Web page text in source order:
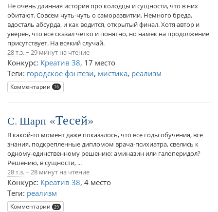
Не очень длинная история про колодцы и сущности, что в них
обитают. Совсем чуть-чуть о саморазвитии. Немного бреда,
вдосталь абсурда, и как водится, открытый финал. Хотя автор и
уверен, что все сказал четко и понятно, но намек на продолжение
присутствует. На всякий случай.
28 т.з.~ 29 минут на чтение
Конкурс: Креатив 38, 17 место
Теги: городское фэнтези, мистика, реализм
Комментарии 16
С. Шарп Тесей
В какой-то момент даже показалось, что все годы обучения, все
знания, подкрепленные дипломом врача-психиатра, свелись к
одному-единственному решению: аминазин или галоперидол?
Решению, в сущности, ...
28 т.з.~ 28 минут на чтение
Конкурс: Креатив 38, 4 место
Теги: реализм
Комментарии 29